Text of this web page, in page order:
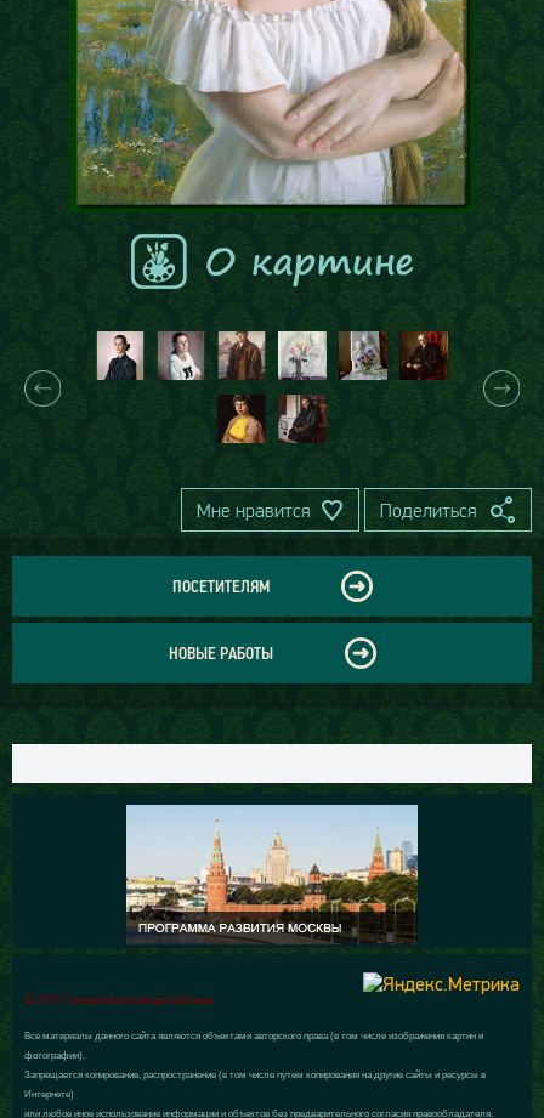
Мне нравится Поделиться
ПОСЕТИТЕЛЯМ
НОВЫЕ РАБОТЫ
© 2015 Галерея Александра Шилова
Все материалы данного сайта являются объектами авторского права (в том числе изображения картин и
фотографии).
Запрещается копирование, распространение (в том числе путем копирования на другие сайты и ресурсы в
Интернете)
или любое иное использование информации и объектов без предварительного согласия правообладателя.